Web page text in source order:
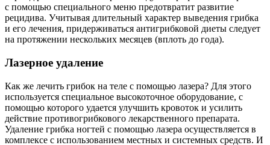
с помощью специального меню предотвратит развитие
рецидива. Учитывая длительный характер выведения грибка
и его лечения, придерживаться антигрибковой диеты следует
на протяжении нескольких месяцев (вплоть до года).
Лазерное удаление
Как же лечить грибок на теле с помощью лазера? Для этого
используется специальное высокоточное оборудование, с
помощью которого удается улучшить кровоток и усилить
действие противогрибкового лекарственного препарата.
Удаление грибка ногтей с помощью лазера осуществляется в
комплексе с использованием местных и системных средств. И